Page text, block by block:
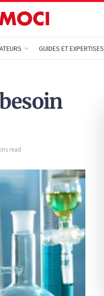
GUIDES ET EXPERTISES
read